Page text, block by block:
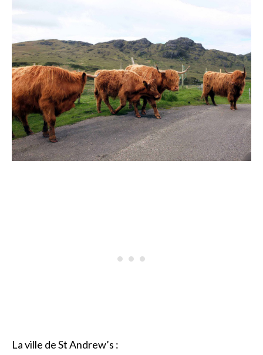
La ville de St Andrew’s :